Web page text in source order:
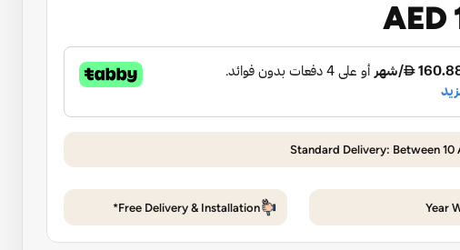
AED
Standard Delivery: Between 10
Free Delivery & Installation*